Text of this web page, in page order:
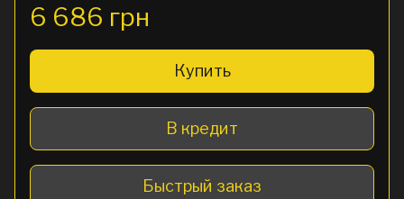
6 686 грн
Купить
В кредит
Быстрый заказ